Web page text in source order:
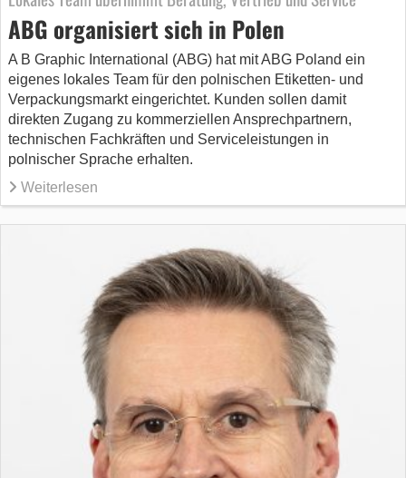
ABG organisiert sich in Polen
A B Graphic International (ABG) hat mit ABG Poland ein
eigenes lokales Team für den polnischen Etiketten- und
Verpackungsmarkt eingerichtet. Kunden sollen damit
direkten Zugang zu kommerziellen Ansprechpartnern,
technischen Fachkräften und Serviceleistungen in
polnischer Sprache erhalten.
Weiterlesen